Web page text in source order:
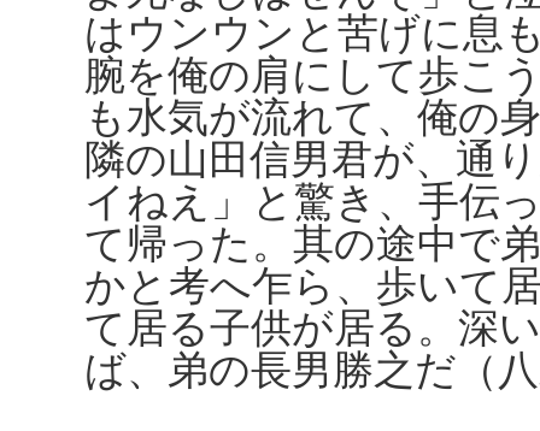
はウンウンと苦げに息
腕を俺の肩にして歩こ
も水気が流れて、俺の
隣の山田信男君が、通
イねえ」と驚き、手伝
て帰った。其の途中で
かと考へ乍ら、歩いて
て居る子供が居る。深
ば、弟の長男勝之だ（